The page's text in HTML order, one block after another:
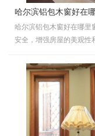
哈尔滨铝包木窗好在
哈尔滨铝包木窗好在哪里
安全，增强房屋的美观性